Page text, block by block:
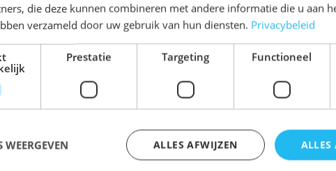
die deze kunnen combineren met andere informatie die u aan
verzameld door uw gebruik van hun diensten. Privacybeleid
Prestatie Targeting Functioneel
ALLES
ALLES AFWIJZEN
WEERGEVEN